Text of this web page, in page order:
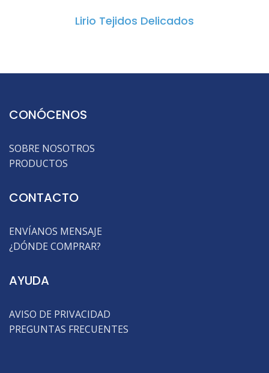
Lirio Tejidos Delicados
CONÓCENOS
SOBRE NOSOTROS
PRODUCTOS
CONTACTO
ENVÍANOS MENSAJE
¿DÓNDE COMPRAR?
AYUDA
AVISO DE PRIVACIDAD
PREGUNTAS FRECUENTES